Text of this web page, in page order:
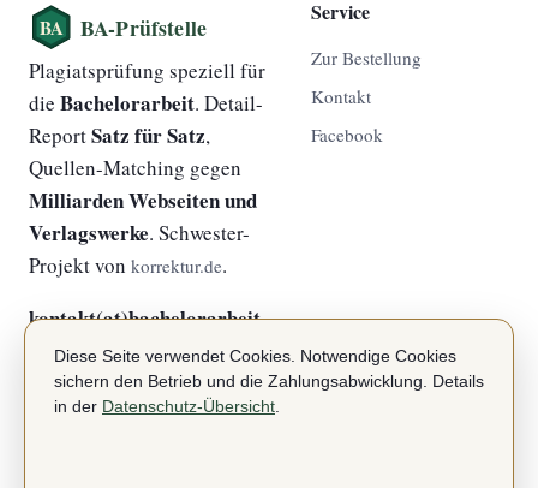
Plagiatsprüfung speziell für
die Bachelorarbeit. Detail-
ReportSatz für Satz,
Quellen-Matching gegen
Milliarden Webseiten und
Verlagswerke. Schwester-
Projekt von korrektur.de.
kontakt(at)bachelorarbeit-
plagiatsprüfung.de
Service
Zur Bestellung
Kontakt
Facebook
Diese Seite verwendet Cookies. Notwendige Cookies
sichern den Betrieb und die Zahlungsabwicklung. Details
in der Datenschutz-Übersicht